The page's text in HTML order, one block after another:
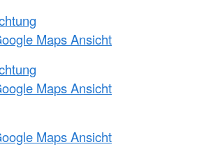
Maps Ansicht
Maps Ansicht
Maps Ansicht